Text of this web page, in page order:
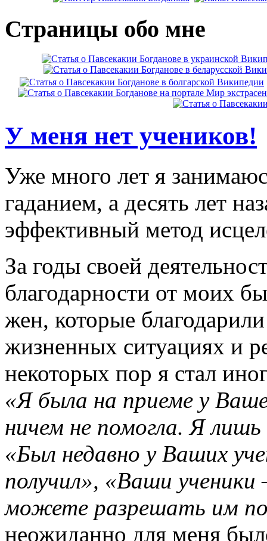
Страницы обо мне
У меня нет учеников!
Уже много лет я
гаданием, а десять лет
эффективный метод
За годы своей
благодарности от моих
жен, которые
жизненных ситуациях и
некоторых пор я стал
«Я была на приеме у
ничем не помогла. Я лишь
«Был недавно у Ваших
получил», «Ваши
можете разрешать им
неожиданно для меня